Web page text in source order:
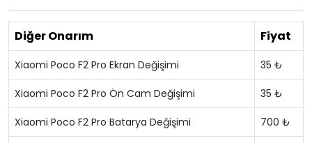
Diğer Onarım Fiyat
Xiaomi Poco F2 Pro Ekran Değişimi 35 ₺
Xiaomi Poco F2 Pro Ön Cam Değişimi 35 ₺
Xiaomi Poco F2 Pro Batarya Değişimi 700 ₺